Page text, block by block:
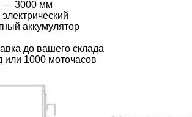
— 3000 мм
аккумулятор
до вашего склада
или 1000 моточасов